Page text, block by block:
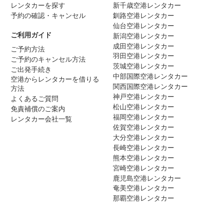
レンタカーを探す
予約の確認・キャンセル
ご利用ガイド
ご予約方法
ご予約のキャンセル方法
ご出発手続き
空港からレンタカーを借りる
方法
よくあるご質問
免責補償のご案内
レンタカー会社一覧
新千歳空港レンタカー
釧路空港レンタカー
仙台空港レンタカー
新潟空港レンタカー
成田空港レンタカー
羽田空港レンタカー
茨城空港レンタカー
中部国際空港レンタカー
関西国際空港レンタカー
神戸空港レンタカー
松山空港レンタカー
福岡空港レンタカー
佐賀空港レンタカー
大分空港レンタカー
長崎空港レンタカー
熊本空港レンタカー
宮崎空港レンタカー
鹿児島空港レンタカー
奄美空港レンタカー
那覇空港レンタカー